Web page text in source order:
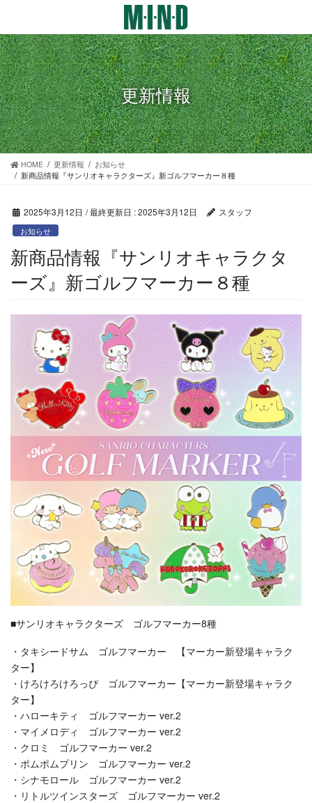
テ
ン
ツ
に
移
動
ゲ
ー
シ
ョ
ン
に
移
動
更新情報
HOME 更新情報
お知らせ
新商品情報『サンリオキャラクターズ』新ゴルフマーカー８種
2025年3月12日 / 最終更新日 :2025年3月12日 スタッフ
お知らせ
新商品情報『サンリオキャラクタ
ーズ』新ゴルフマーカー８種
■サンリオキャラクターズ ゴルフマーカー8種
・タキシードサム ゴルフマーカー 【マーカー新登場キャラク
ター】
・けろけろけろっぴ ゴルフマーカー【マーカー新登場キャラク
ター】
・ハローキティ ゴルフマーカー ver.2
・マイメロディ ゴルフマーカー ver.2
・クロミ ゴルフマーカー ver.2
・ポムポムプリン ゴルフマーカー ver.2
・シナモロール ゴルフマーカー ver.2
・リトルツインスターズ ゴルフマーカー ver.2